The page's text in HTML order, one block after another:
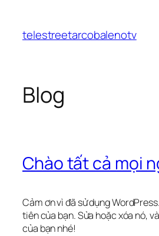
phầntelestreetarcobalenotv
Blog
Chào tất cả mọi
Cảm ơn vì đã sử dụng
tiên của bạn. Sửa hoặc xóa nó,
của bạn nhé!